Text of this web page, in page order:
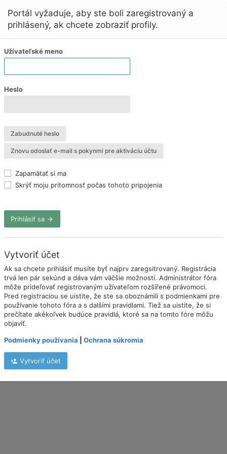
Portál vyžaduje, aby ste boli zaregistrovaný a
prihlásený, ak chcete zobraziť profily.
Užívateľské meno
Heslo
Zabudnuté heslo
Znovu odoslať e-mail s pokynmi pre aktiváciu účtu
Zapamätať si ma
Skrýť moju prítomnosť počas tohoto pripojenia
Prihlásiť sa
Vytvoriť účet
Ak sa chcete prihlásiť musíte byť najprv zaregsitrovaný. Registrácia
trvá len pár sekúnd a dáva vám väčšie možnosti. Administrátor fóra
môže prideľovať registrovaným užívateľom rozšířené právomoci.
Pred registraciou se uistite, že ste sa oboznámili s podmienkami pre
používanie tohoto fóra a s dalšími pravidlami. Tiež sa uistite, že si
prečítate akékoľvek budúce pravidlá, ktoré sa na tomto fóre môžu
objaviť.
Podmienky používania Ochrana súkromia
Vytvoriť účet